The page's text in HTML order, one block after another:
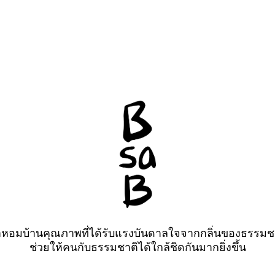
อมบ้านคุณภาพที่ได้รับแรงบันดาลใจจากกลิ่นของธรรม
ช่วยให้คนกับธรรมชาติได้ใกล้ชิดกันมากยิ่งขึ้น